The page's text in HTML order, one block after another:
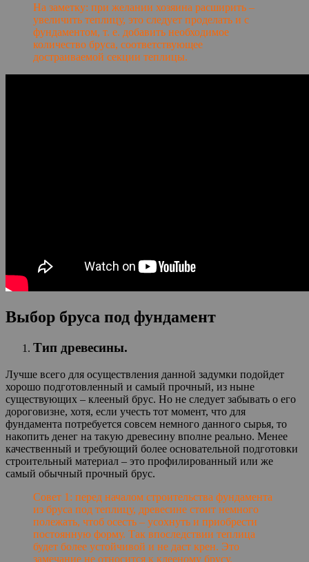
На заметку: при желании хозяина расширить –
увеличить теплицу, это следует проделать и с
фундаментом, т. е. добавить необходимое
количество бруса, соответствующее
достраиваемой секции теплицы.
Выбор бруса под фундамент
Тип древесины.
Лучше всего для осуществления данной задумки подойдет
хорошо подготовленный и самый прочный, из ныне
существующих – клееный брус. Но не следует забывать о его
дороговизне, хотя, если учесть тот момент, что для
фундамента потребуется совсем немного данного сырья, то
накопить денег на такую древесину вполне реально. Менее
качественный и требующий более основательной подготовки
строительный материал – это профилированный или же
самый обычный прочный брус.
Совет 1: перед началом строительства фундамента
из бруса под теплицу, древесине стоит немного
полежать, чтоб осесть – усохнуть и приобрести
постоянную форму. Так впоследствии теплица
будет более устойчивой и не даст крен. Это
замечание не относится к клееному брусу.